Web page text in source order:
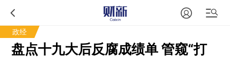
政经
盘点十九大后反腐成绩单 管窥“打